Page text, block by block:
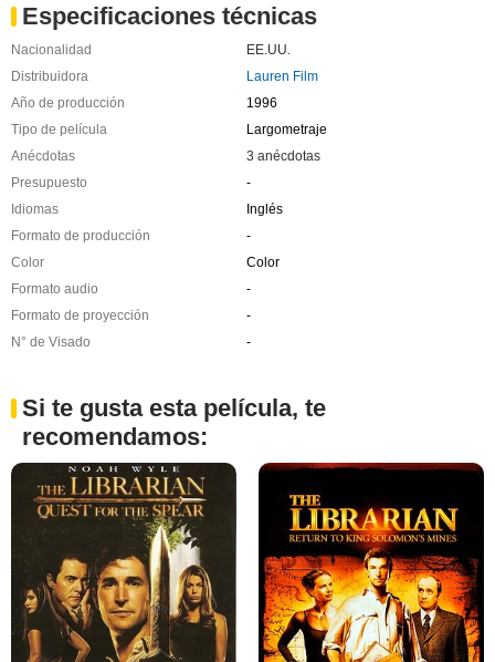
Especificaciones técnicas
Nacionalidad
EE.UU.
Distribuidora
Lauren Film
Año de producción
1996
Tipo de película
Largometraje
Anécdotas
3 anécdotas
Presupuesto
-
Idiomas
Inglés
Formato de producción
-
Color
Color
Formato audio
-
Formato de proyección
-
N° de Visado
-
Si te gusta esta película, te
recomendamos: